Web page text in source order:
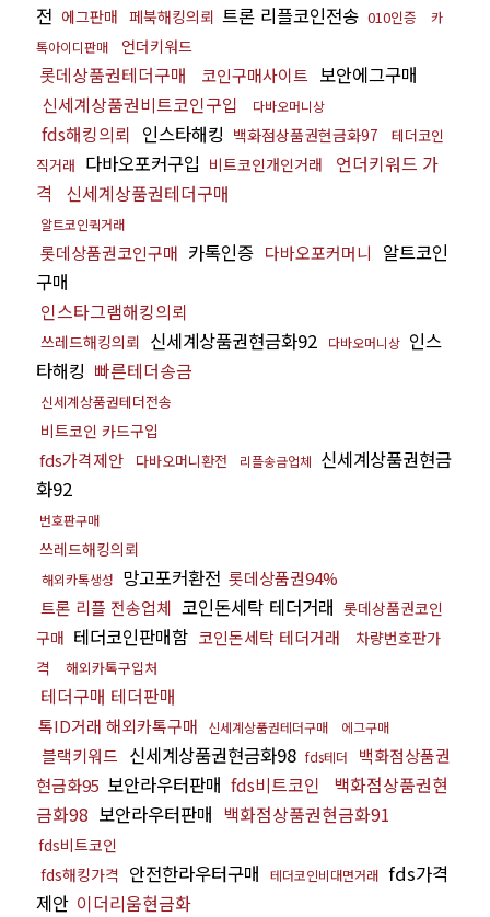
전 에그판매 페북해킹의뢰 트론 리플코인전송 010인증
카
톡아이디판매
언더키워드
롯데상품권테더구매 코인구매사이트 보안에그구매
신세계상품권비트코인구입
다바오머니상
fds해킹의뢰 인스타해킹 백화점상품권현금화97
테더코인
직거래 다바오포커구입 비트코인개인거래
언더키워드 가
격
신세계상품권테더구매
알트코인퀵거래
롯데상품권코인구매 카톡인증 다바오포커머니
알트코인
구매
인스타그램해킹의뢰
쓰레드해킹의뢰 신세계상품권현금화92 다바오머니상 인스
타해킹 빠른테더송금
신세계상품권테더전송
비트코인 카드구입
fds가격제안 다바오머니환전 리플송금업체 신세계상품권현금
화92
번호판구매
쓰레드해킹의뢰
해외카톡생성 망고포커환전 롯데상품권94%
트론 리플 전송업체 코인돈세탁 테더거래 롯데상품권코인
구매 테더코인판매함 코인돈세탁 테더거래
차량번호판가
격
해외카톡구입처
테더구매 테더판매
톡ID거래 해외카톡구매 신세계상품권테더구매 에그구매
블랙키워드 신세계상품권현금화98 fds테더
백화점상품권
현금화95 보안라우터판매 fds비트코인
백화점상품권현
금화98 보안라우터판매 백화점상품권현금화91
fds비트코인
fds해킹가격 안전한라우터구매 테더코인비대면거래 fds가격
제안 이더리움현금화